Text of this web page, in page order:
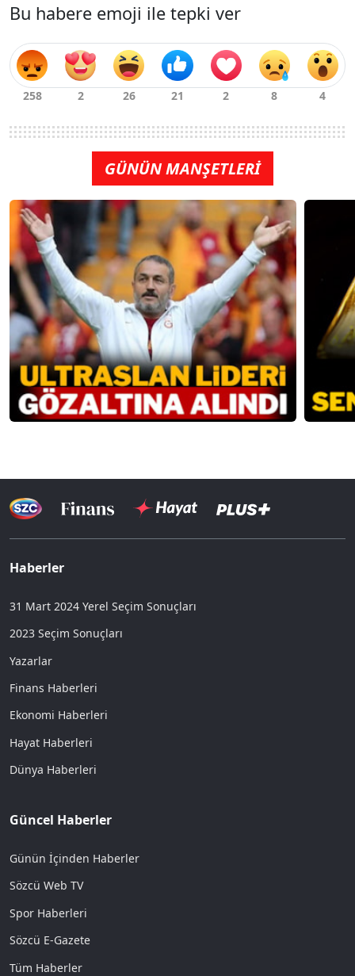
Bu habere emoji ile tepki ver
GÜNÜN MANŞETLERİ
Haberler
31 Mart 2024 Yerel Seçim Sonuçları
2023 Seçim Sonuçları
Yazarlar
Finans Haberleri
Ekonomi Haberleri
Hayat Haberleri
Dünya Haberleri
Güncel Haberler
Günün İçinden Haberler
Sözcü Web TV
Spor Haberleri
Sözcü E-Gazete
Tüm Haberler